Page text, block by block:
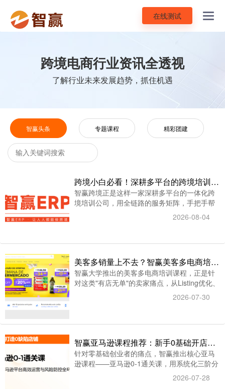
在线测试
跨境电商行业资讯全透视
了解行业未来发展趋势，抓住机遇
智赢头条 专题课程 精彩团建
跨境小白必看！深耕多平台的跨境培训公司，手把手教你从0到1出海
智赢跨境正是这样一家深耕多平台的一体化跨
境培训公司，用全链路的服务矩阵，手把手帮
2026-08-04
美客多销量上不去？智赢美客多电商培训课程揭秘高转化运营秘籍
智赢大学推出的美客多电商培训课程，正是针
对这类"有店无单"的卖家痛点，从Listing优化、
广告投放、店铺声誉管理到物流交付，提供一
2026-07-30
智赢亚马逊课程推荐：新手0基础开店全链路实操教学
针对零基础创业者的痛点，智赢推出核心亚马
逊课程——亚马逊0-1通关课，用系统化三阶分
阶教学模式，搭配一线实战讲师全程带教，打
通从开店到稳定盈利的完整路径，帮新手避开
2026-07-28